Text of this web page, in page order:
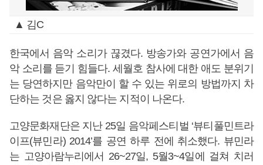
▲ 김C
한국에서 음악 소리가 끊겼다. 방송가와 공연가에서 음
악 소리를 듣기 힘들다. 세월호 참사에 대한 애도 분위기
는 당연하지만 음악만이 할 수 있는 위로의 방법까지 차
단하는 것은 옳지 않다는 지적이 나온다.
고양문화재단은 지난 25일 음악페스티벌 ‘뷰티풀민트라
이프(뷰민라) 2014’를 공연 하루 전에 취소했다. 뷰민라
는 고양아람누리에서 26~27일, 5월3~4일에 걸쳐 치러